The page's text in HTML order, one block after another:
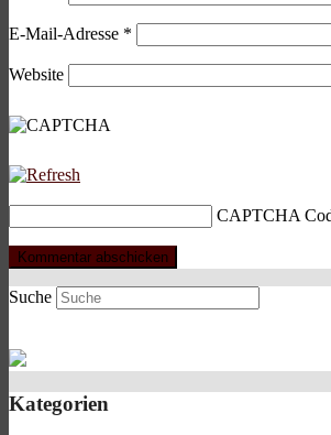
E-Mail-Adresse *
Website
CAPTCHA
Suche
Kategorien